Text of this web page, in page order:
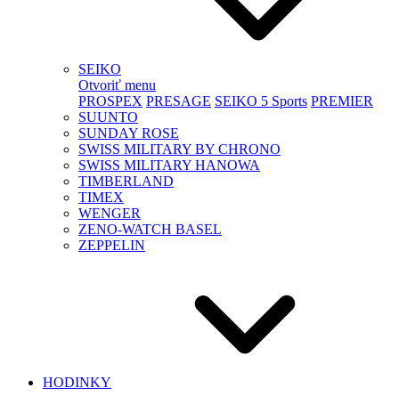
SEIKO
Otvoriť menu
PROSPEX PRESAGE SEIKO 5 Sports PREMIER
SUUNTO
SUNDAY ROSE
SWISS MILITARY BY CHRONO
SWISS MILITARY HANOWA
TIMBERLAND
TIMEX
WENGER
ZENO-WATCH BASEL
ZEPPELIN
HODINKY